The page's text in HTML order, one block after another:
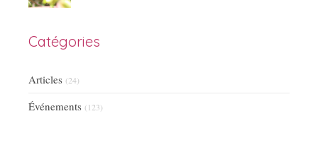
Catégories
Articles (24)
Événements (123)